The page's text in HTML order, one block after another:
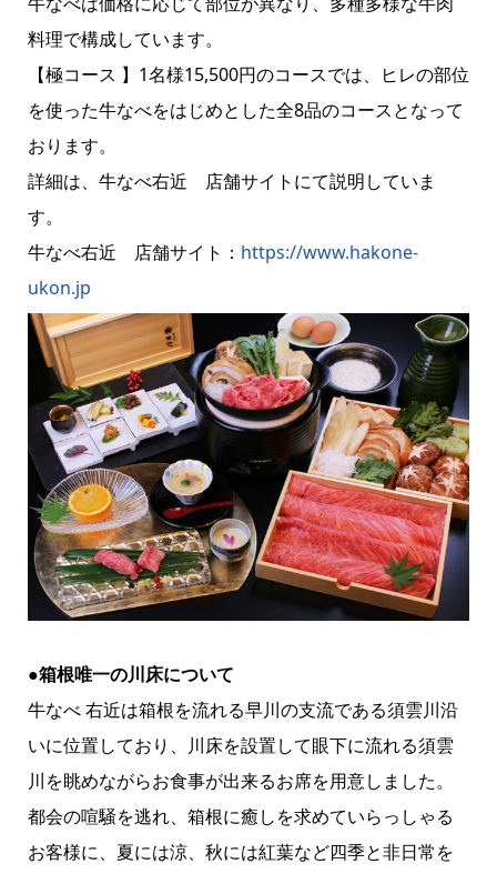
料理で構成しています。
【極コース 】1名様15,500円のコースでは、ヒレの部位
を使った牛なべをはじめとした全8品のコースとなって
おります。
詳細は、牛なべ右近 店舗サイトにて説明していま
す。
牛なべ右近 店舗サイト： https://www.hakone-
ukon.jp
●箱根唯一の川床について
牛なべ 右近は箱根を流れる早川の支流である須雲川沿
いに位置しており、川床を設置して眼下に流れる須雲
川を眺めながらお食事が出来るお席を用意しました。
都会の喧騒を逃れ、箱根に癒しを求めていらっしゃる
お客様に、夏には涼、秋には紅葉など四季と非日常を